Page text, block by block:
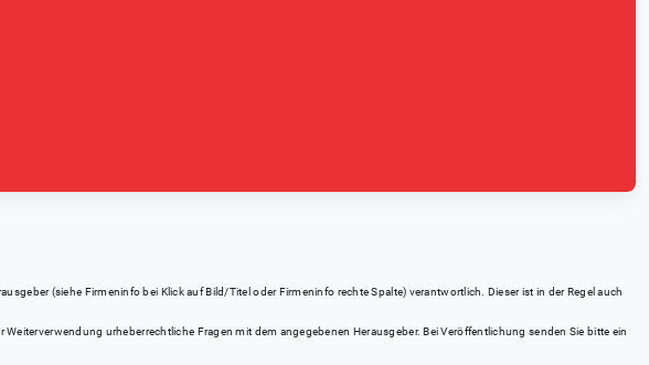
(siehe Firmeninfo bei Klick auf Bild/Titel oder Firmeninfo rechte Spalte) verantwortlich. Dieser ist in der Regel auch
urheberrechtliche Fragen mit dem angegebenen Herausgeber. Bei Veröffentlichung senden Sie bitte ein